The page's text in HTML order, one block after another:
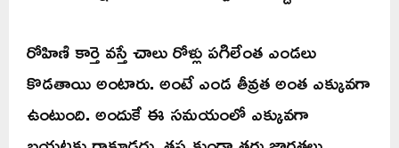
రోహిణి కార్తె వస్తే చాలు రోళ్లు పగిలేంత ఎండలు
కొడతాయి అంటారు. అంటే ఎండ తీవ్రత అంత ఎక్కువగా
ఉంటుంది. అందుకే ఈ సమయంలో ఎక్కువగా